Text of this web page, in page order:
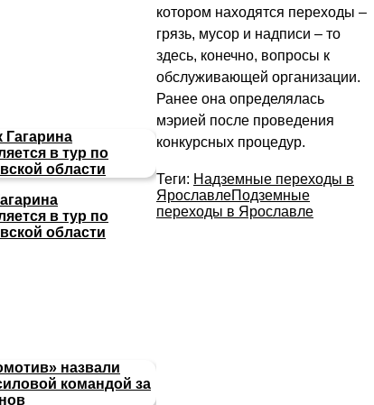
в тур по
области
котором находятся переходы –
грязь, мусор и надписи – то
здесь, конечно, вопросы к
обслуживающей организации.
Ранее она определялась
мэрией после проведения
конкурсных процедур.
Теги: Надземные переходы в
ЯрославлеПодземные
переходы в Ярославле